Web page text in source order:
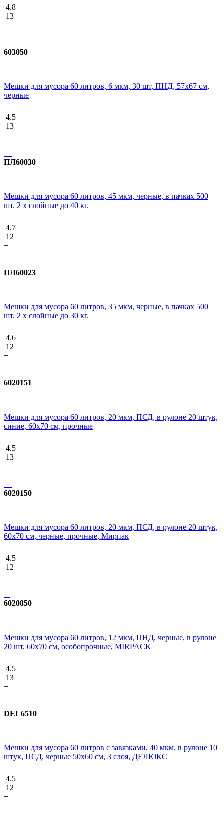
4.8
13
+
603050
Мешки для мусора 60 литров, 6 мкм, 30 шт, ПНД, 57х67 см,
черные
4.5
13
+
ПЛ60030
Мешки для мусора 60 литров, 45 мкм, черные, в пачках 500
шт. 2 х слойные до 40 кг.
4.7
12
+
ПЛ60023
Мешки для мусора 60 литров, 35 мкм, черные, в пачках 500
шт. 2 х слойные до 30 кг.
4.6
12
+
6020151
Мешки для мусора 60 литров, 20 мкм, ПСД, в рулоне 20 штук,
синие, 60х70 см, прочные
4.5
13
+
6020150
Мешки для мусора 60 литров, 20 мкм, ПСД, в рулоне 20 штук,
60х70 см, черные, прочные, Мирпак
4.5
12
+
6020850
Мешки для мусора 60 литров, 12 мкм, ПНД, черные, в рулоне
20 шт, 60х70 см, особопрочные, MIRPACK
4.5
13
+
DEL6510
Мешки для мусора 60 литров с завязками, 40 мкм, в рулоне 10
штук, ПСД, черные 50х60 см, 3 слоя, ДЕЛЮКС
4.5
12
+